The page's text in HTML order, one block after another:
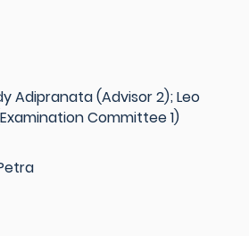
Adipranata (Advisor 2); Leo
Committee 1)